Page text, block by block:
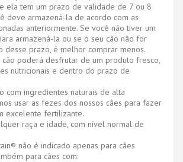
ela tem um prazo de validade de 7 ou 8
deve armazená-la de acordo com as
anteriormente. Se você não tiver um
armazená-la ou se o seu cão não for
desse prazo, é melhor comprar menos.
cão poderá desfrutar de um produto fresco,
nutricionais e dentro do prazo de
com ingredientes naturais de alta
usar as fezes dos nossos cães para fazer
excelente fertilizante.
raça e idade, com nível normal de
não é indicado apenas para cães
para cães com: